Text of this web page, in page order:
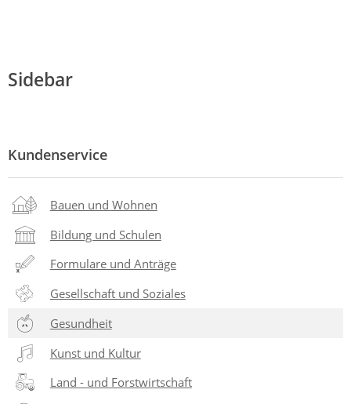
Sidebar
Kundenservice
Bauen und Wohnen
Bildung und Schulen
Formulare und Anträge
Gesellschaft und Soziales
Gesundheit
Kunst und Kultur
Land - und Forstwirtschaft